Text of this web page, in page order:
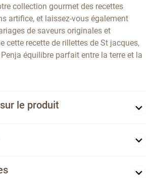
collection gourmet des recettes
artifice, et laissez-vous également
de saveurs originales et
cette recette de rillettes de St jacques,
équilibre parfait entre la terre et la
le produit